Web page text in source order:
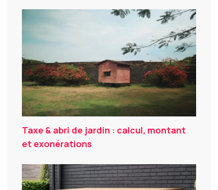
Taxe & abri de jardin : calcul, montant
et exonérations